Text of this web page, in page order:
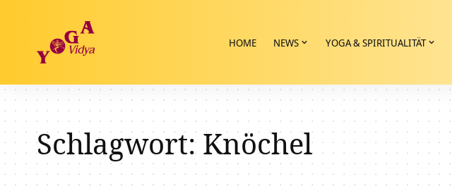
HOME NEWS YOGA & SPIRITUALITÄT
Schlagwort:Knöchel